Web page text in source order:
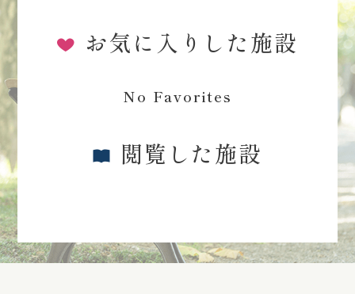
お気に入りした施設
No Favorites
閲覧した施設